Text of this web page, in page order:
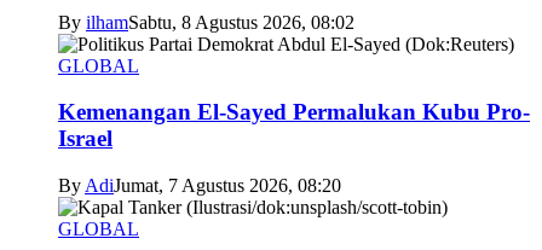
By ilhamSabtu, 8 Agustus 2026, 08:02
GLOBAL
Kemenangan El-Sayed Permalukan Kubu Pro-
Israel
By AdiJumat, 7 Agustus 2026, 08:20
GLOBAL